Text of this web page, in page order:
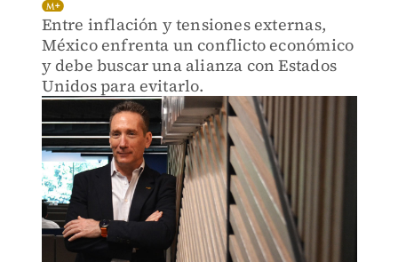
Entre inflación y tensiones externas,
México enfrenta un conflicto económico
y debe buscar una alianza con Estados
Unidos para evitarlo.